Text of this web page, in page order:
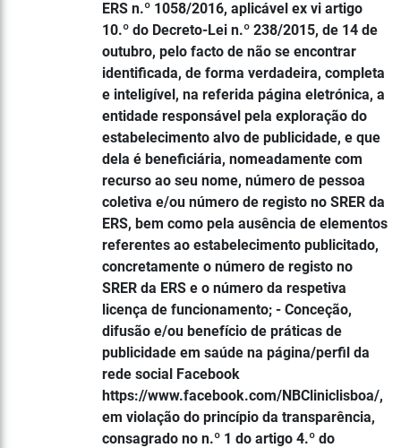
ERS n.º 1058/2016, aplicável ex vi artigo
10.º do Decreto-Lei n.º 238/2015, de 14 de
outubro, pelo facto de não se encontrar
identificada, de forma verdadeira, completa
e inteligível, na referida página eletrónica, a
entidade responsável pela exploração do
estabelecimento alvo de publicidade, e que
dela é beneficiária, nomeadamente com
recurso ao seu nome, número de pessoa
coletiva e/ou número de registo no SRER da
ERS, bem como pela ausência de elementos
referentes ao estabelecimento publicitado,
concretamente o número de registo no
SRER da ERS e o número da respetiva
licença de funcionamento; - Conceção,
difusão e/ou benefício de práticas de
publicidade em saúde na página/perfil da
rede social Facebook
https://www.facebook.com/NBCliniclisboa/,
em violação do princípio da transparência,
consagrado no n.º 1 do artigo 4.º do